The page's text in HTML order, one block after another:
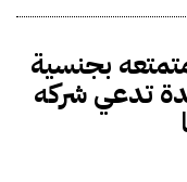
بجنسية
تدعي شركه